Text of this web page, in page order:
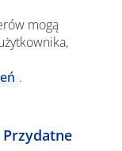
mogą
.